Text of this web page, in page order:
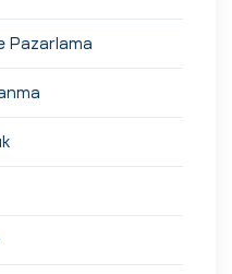
Pazarlama